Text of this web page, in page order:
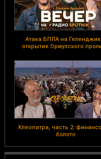
Атака БПЛА на Геленджик
открытие Ормузского
Клеопатра, часть 2:
болото